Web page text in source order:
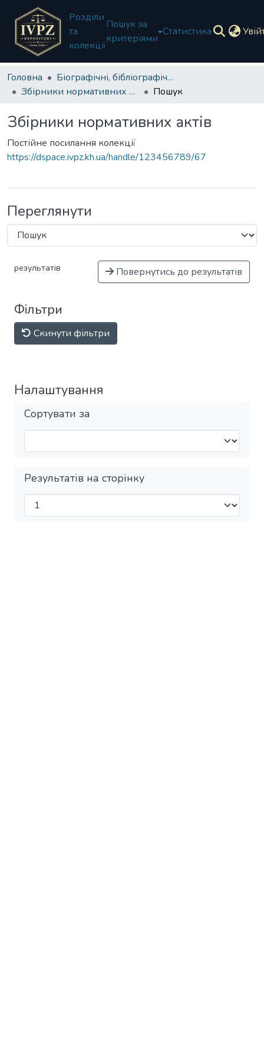
Розділи
та
колекції
Пошук за
критеріями
Статистика
Головна
Біографічні, бібліографічні, довідкові джерела, звіти
Збірники нормативних актів
Пошук
Збірники нормативних актів
Постійне посилання колекції
https://dspace.ivpz.kh.ua/handle/123456789/67
Переглянути
результатів Повернутись до результатів
Фільтри
Скинути фільтри
Налаштування
Сортувати за
Результатів на сторінку